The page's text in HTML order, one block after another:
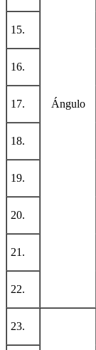
Ángulo
15.
16.
17.
18.
19.
20.
21.
22.
23.